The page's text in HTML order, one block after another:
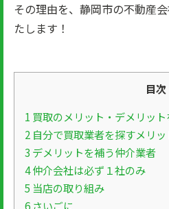
その理由を、静岡市の不動産
たします！
目次
1 買取のメリット・デメリッ
2 自分で買取業者を探すメリッ
3 デメリットを補う仲介業者
4仲介会社は必ず１社のみ
5 当店の取り組み
6 さいごに